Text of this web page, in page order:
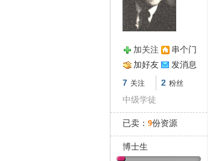
加关注
串个门
加好友
发消息
7 关注 2 粉丝
中级学徒
已卖： 9份资源
博士生